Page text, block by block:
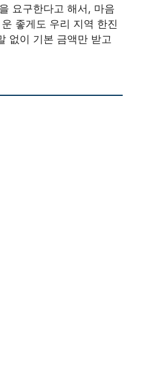
요구한다고 해서, 마음
좋게도 우리 지역 한진
없이 기본 금액만 받고